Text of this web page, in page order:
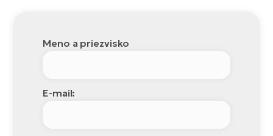
Meno a priezvisko
E-mail: